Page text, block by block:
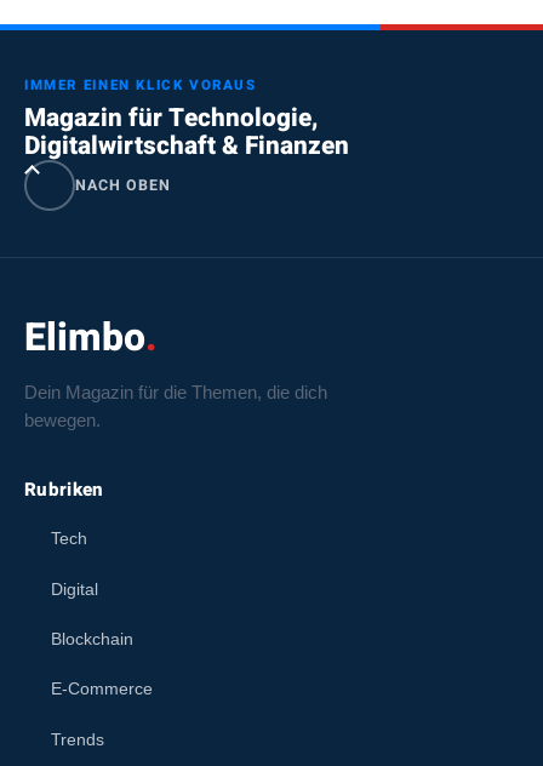
IMMER EINEN KLICK VORAUS
Magazin für Technologie,
Digitalwirtschaft & Finanzen
NACH OBEN
Elimbo
Dein Magazin für die Themen, die dich
bewegen.
Rubriken
Tech
Digital
Blockchain
E-Commerce
Trends